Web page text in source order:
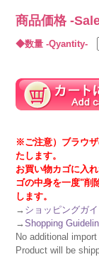
商品価格 -
◆数量 -Qyantity-
※ご注意）ブラウ
たします。
お買い物カゴに入
ゴの中身を一度"削
します。
→ ショッピングガ
→Shopping
No additional
Product will be